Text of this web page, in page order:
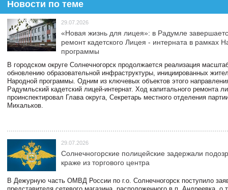
Новости по теме
29.07.2026
«Новая жизнь для лицея»: в Радумле
ремонт кадетского Лицея - интерната в рамках
программы
В городском округе Солнечногорск продолжается реализация
обновлению образовательной инфраструктуры, инициированных
Народной программы. Одним из ключевых объектов этого
Радумльский кадетский лицей-интернат. Ход капитального ремонта
проинспектировал Глава округа, Секретарь местного отделения
Михальков.
29.07.2026
Солнечногорские полицейские задержали
краже из торгового центра
В Дежурную часть ОМВД России по г.о. Солнечногорск поступило